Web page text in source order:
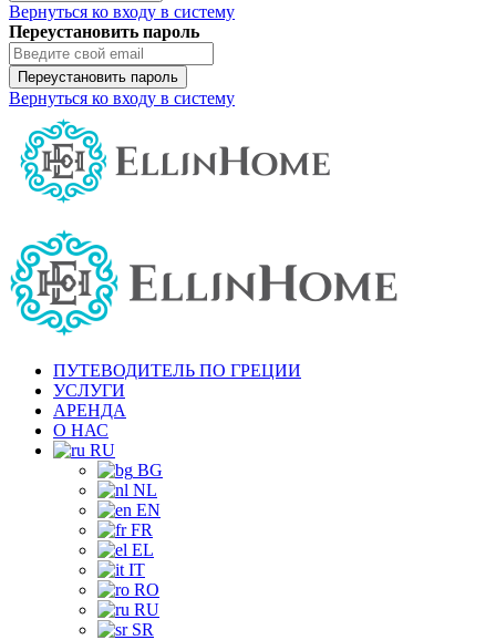
Вернуться ко входу в систему
Переустановить пароль
Переустановить пароль
Вернуться ко входу в систему
ПУТЕВОДИТЕЛЬ ПО ГРЕЦИИ
УСЛУГИ
АРЕНДА
О НАС
RU
BG
NL
EN
FR
EL
IT
RO
RU
SR